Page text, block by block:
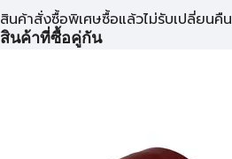
สินค้าสั่งซื้อพิเศษซื้อแล้วไม่รับเปลี่ยนคืน
สินค้าที่ซื้อคู่กัน